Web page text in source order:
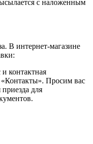
с наложенным
В интернет-магазине
контактная
«Контакты». Просим вас
для